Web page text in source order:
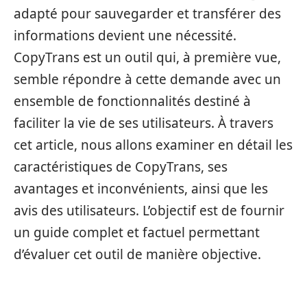
adapté pour sauvegarder et transférer des
informations devient une nécessité.
CopyTrans est un outil qui, à première vue,
semble répondre à cette demande avec un
ensemble de fonctionnalités destiné à
faciliter la vie de ses utilisateurs. À travers
cet article, nous allons examiner en détail les
caractéristiques de CopyTrans, ses
avantages et inconvénients, ainsi que les
avis des utilisateurs. L’objectif est de fournir
un guide complet et factuel permettant
d’évaluer cet outil de manière objective.